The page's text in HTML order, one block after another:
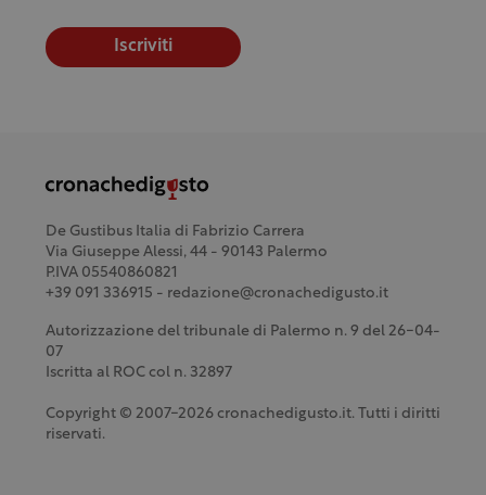
Iscriviti
De Gustibus Italia di Fabrizio Carrera
Via Giuseppe Alessi, 44 - 90143 Palermo
P.IVA 05540860821
+39 091 336915 - redazione@cronachedigusto.it
Autorizzazione del tribunale di Palermo n. 9 del 26-04-
07
Iscritta al ROC col n. 32897
Copyright © 2007-2026 cronachedigusto.it. Tutti i diritti
riservati.